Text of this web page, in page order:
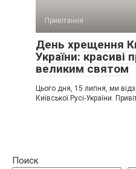
Привітання
День хрещення
України: красиві
великим святом
Цього дня, 15 липня, ми
Київської Русі-України.
Поиск